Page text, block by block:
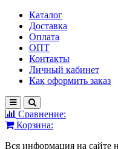
Каталог
Доставка
Оплата
ОПТ
Контакты
Личный кабинет
Как оформить заказ
Сравнение:
Корзина:
Вся информация на сайте